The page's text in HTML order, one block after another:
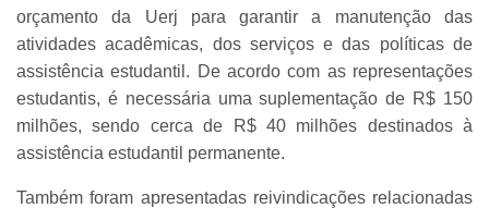
orçamento da Uerj para garantir a manutenção das
atividades acadêmicas, dos serviços e das políticas de
assistência estudantil. De acordo com as representações
estudantis, é necessária uma suplementação de R$ 150
milhões, sendo cerca de R$ 40 milhões destinados à
assistência estudantil permanente.
Também foram apresentadas reivindicações relacionadas